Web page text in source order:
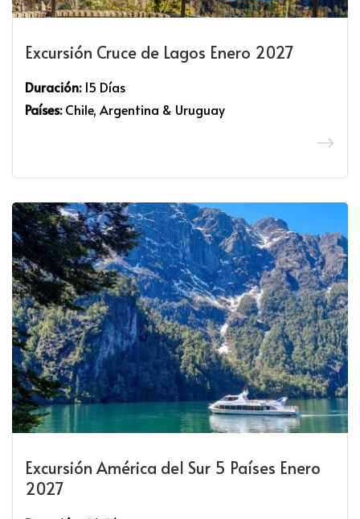
Excursión Cruce de Lagos Enero 2027
Duración:15 Días
Países:Chile, Argentina & Uruguay
Excursión América del Sur 5 Países Enero
2027